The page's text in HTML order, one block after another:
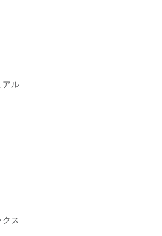
アル
ス